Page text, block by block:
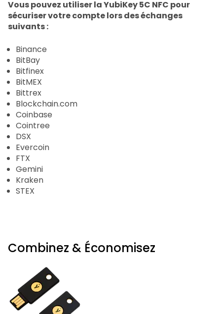
Vous pouvez utiliser la YubiKey 5C NFC pour
sécuriser votre compte lors des échanges
suivants :
Binance
BitBay
Bitfinex
BitMEX
Bittrex
Blockchain.com
Coinbase
Cointree
DSX
Evercoin
FTX
Gemini
Kraken
STEX
Combinez & Économisez